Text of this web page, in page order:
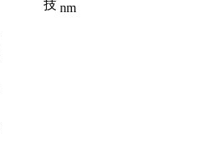
技 nm